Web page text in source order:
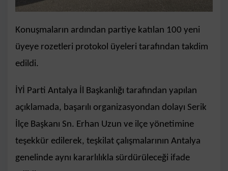
Konuşmaların ardından partiye katılan 100 yeni
üyeye rozetleri protokol üyeleri tarafından takdim
edildi.
İYİ Parti Antalya İl Başkanlığı tarafından yapılan
açıklamada, başarılı organizasyondan dolayı Serik
İlçe Başkanı Sn. Erhan Uzun ve ilçe yönetimine
teşekkür edilerek, teşkilat çalışmalarının Antalya
genelinde aynı kararlılıkla sürdürüleceği ifade